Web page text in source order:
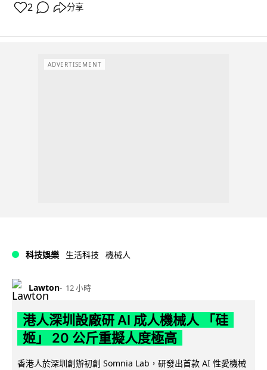
2 分享
ADVERTISEMENT
科技娛樂 生活科技 機械人
Lawton 12 小時
港人深圳設廠研 AI 成人機械人 「硅
姬」 20 公斤重擬人度極高
香港人於深圳創辦初創 Somnia Lab，研發出首款 AI 性愛機械